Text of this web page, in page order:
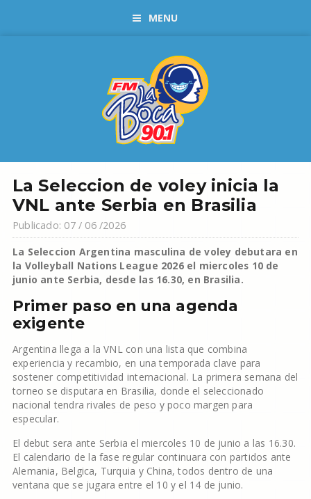
MENU
La Seleccion de voley inicia la
VNL ante Serbia en Brasilia
Publicado: 07 / 06 /2026
La Seleccion Argentina masculina de voley debutara en
la Volleyball Nations League 2026 el miercoles 10 de
junio ante Serbia, desde las 16.30, en Brasilia.
Primer paso en una agenda
exigente
Argentina llega a la VNL con una lista que combina
experiencia y recambio, en una temporada clave para
sostener competitividad internacional. La primera semana del
torneo se disputara en Brasilia, donde el seleccionado
nacional tendra rivales de peso y poco margen para
especular.
El debut sera ante Serbia el miercoles 10 de junio a las 16.30.
El calendario de la fase regular continuara con partidos ante
Alemania, Belgica, Turquia y China, todos dentro de una
ventana que se jugara entre el 10 y el 14 de junio.